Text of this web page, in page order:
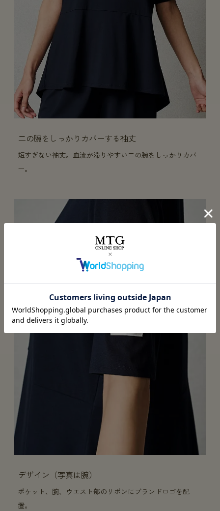
二の腕をしっかりカバーする袖丈
短すぎない袖丈。血流が滞りやすい二の腕をしっかりカバ
ー。
デザイン（写真は腕）
ポケット、腕、ウエスト部のリボンにブランドロゴを配
置。